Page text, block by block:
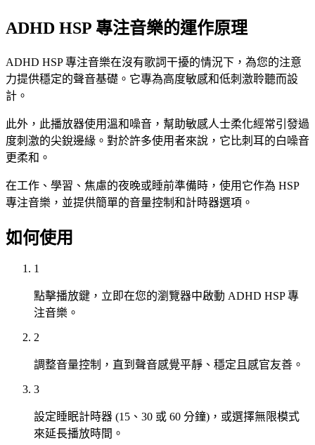
ADHD HSP 專注音樂的運作原理
ADHD HSP 專注音樂在沒有歌詞干擾的情況下，為您的注意
力提供穩定的聲音基礎。它專為高度敏感和低刺激聆聽而設
計。
此外，此播放器使用溫和噪音，幫助敏感人士柔化經常引發過
度刺激的尖銳邊緣。對於許多使用者來說，它比刺耳的白噪音
更柔和。
在工作、學習、焦慮的夜晚或睡前準備時，使用它作為 HSP
專注音樂，並提供簡單的音量控制和計時器選項。
如何使用
1
點擊播放鍵，立即在您的瀏覽器中啟動 ADHD HSP 專
注音樂。
2
調整音量控制，直到聲音感覺平靜、穩定且感官友善。
3
設定睡眠計時器 (15、30 或 60 分鐘)，或選擇無限模式
來延長播放時間。